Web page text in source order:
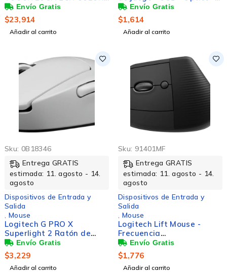
GRAFITO, 10.1 PULGADAS,
LCD
$23,914
Añadir al carrito
13 Botón(es) - 13
Programmable Button(s) -
Blanco - Cable - 25600 dpi
- Rueda de
$1,614
Añadir al carrito
Sku: 0B18346
Entrega GRATIS
estimada: 11. agosto - 14.
agosto
Dispositivos de Entrada y
Salida
Mouse
Logitech G PRO X
Superlight 2 Ratón de
juego - Radiofrecuencia -
USB 2.0 Tipe A - 5
Botón(es) - Blanco - 1 -
Inalámbrico - 1.80m -
$3,229
Añadir al carrito
Sku: 91401MF
Entrega GRATIS
estimada: 11. agosto - 14.
agosto
Dispositivos de Entrada y
Salida
Mouse
Logitech Lift Mouse -
Frecuencia
Bluetooth/Radio - USB -
Óptico - 6 Botón(es) -
Grafito - Inalámbrico -
4000 dpi - Rueda de
$1,776
Añadir al carrito